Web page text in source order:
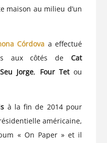
maison au milieu d’un
Córdova a effectué
aux côtés de Cat
Seu Jorge, Four Tetou
à la fin de 2014 pour
américaine,
« On Paper» et il